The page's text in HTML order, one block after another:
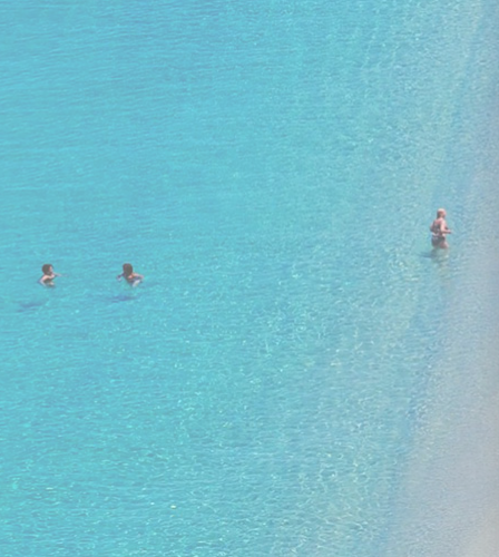
668 €
11. - 17. oktobris
lidojums, bagāža, transfērs, viesnīca
ar brokastīm un vakariņām